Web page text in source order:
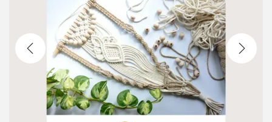
g
a
t
i
o
n
e
n
t